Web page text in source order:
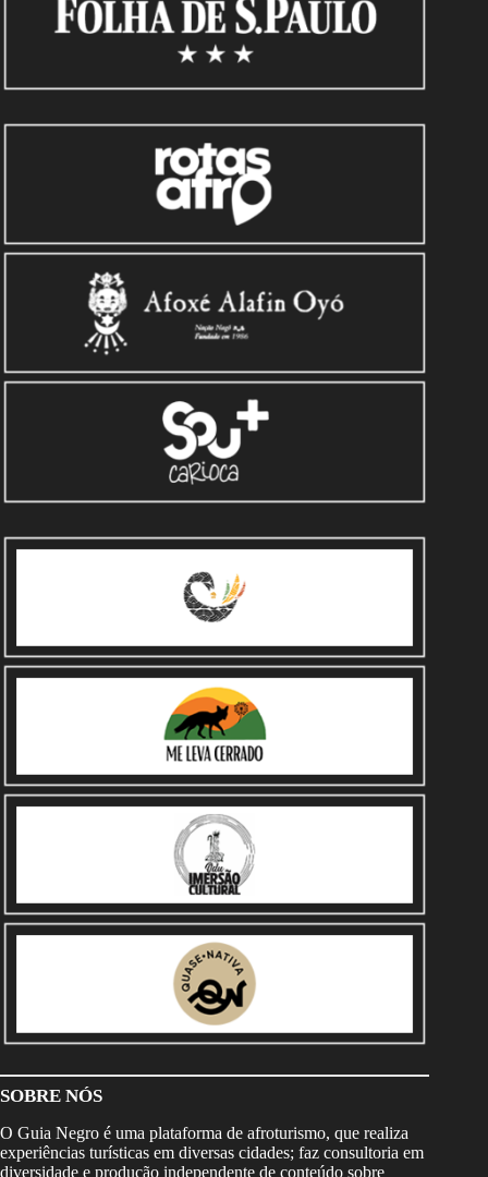
SOBRE NÓS
O Guia Negro é uma plataforma de afroturismo, que realiza
experiências turísticas em diversas cidades; faz consultoria em
diversidade e produção independente de conteúdo sobre